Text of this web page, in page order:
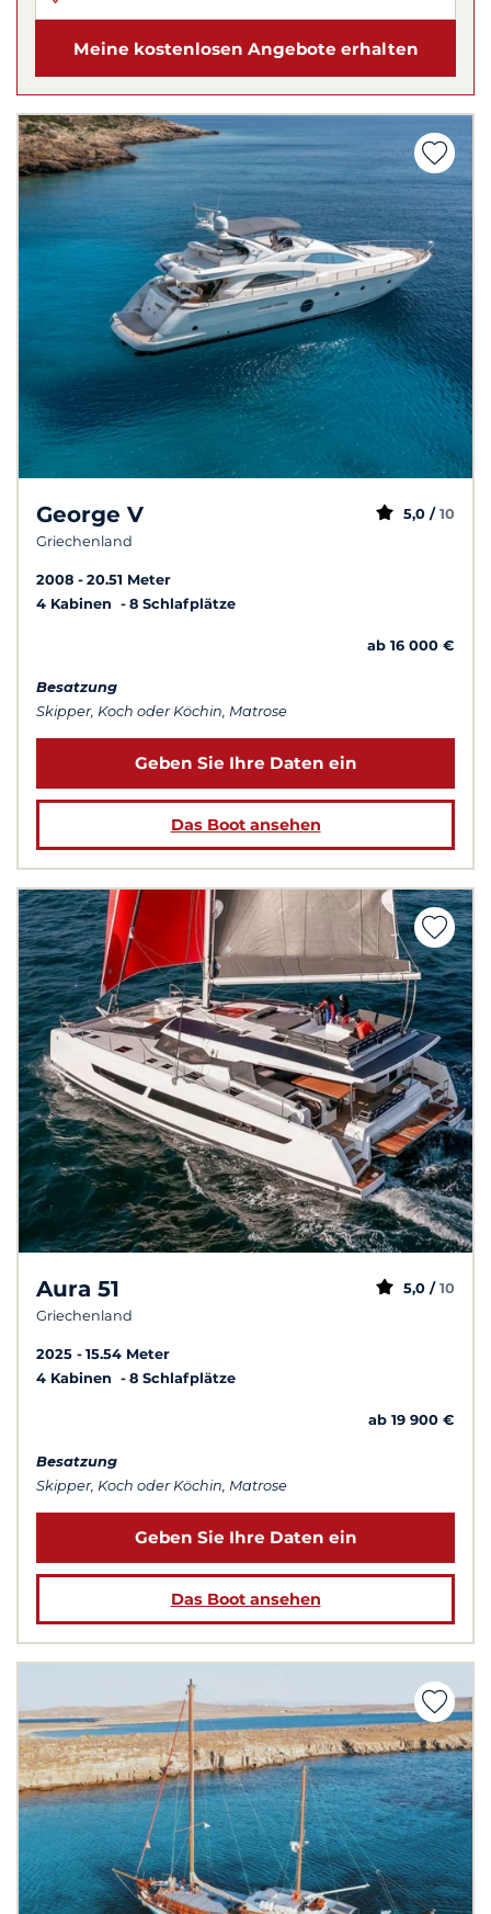
Meine kostenlosen Angebote erhalten
George V
Griechenland
5,0 / 10
2008
20.51 Meter
4 Kabinen
8 Schlafplätze
ab 16 000 €
Besatzung
Skipper, Koch oder Köchin, Matrose
Geben Sie Ihre Daten ein
Das Boot ansehen
Aura 51
Griechenland
5,0 / 10
2025
15.54 Meter
4 Kabinen
8 Schlafplätze
ab 19 900 €
Besatzung
Skipper, Koch oder Köchin, Matrose
Geben Sie Ihre Daten ein
Das Boot ansehen